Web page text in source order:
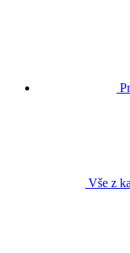
Vše z